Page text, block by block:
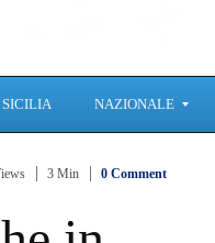
NAZIONALE
o
3 Min 0 Comment